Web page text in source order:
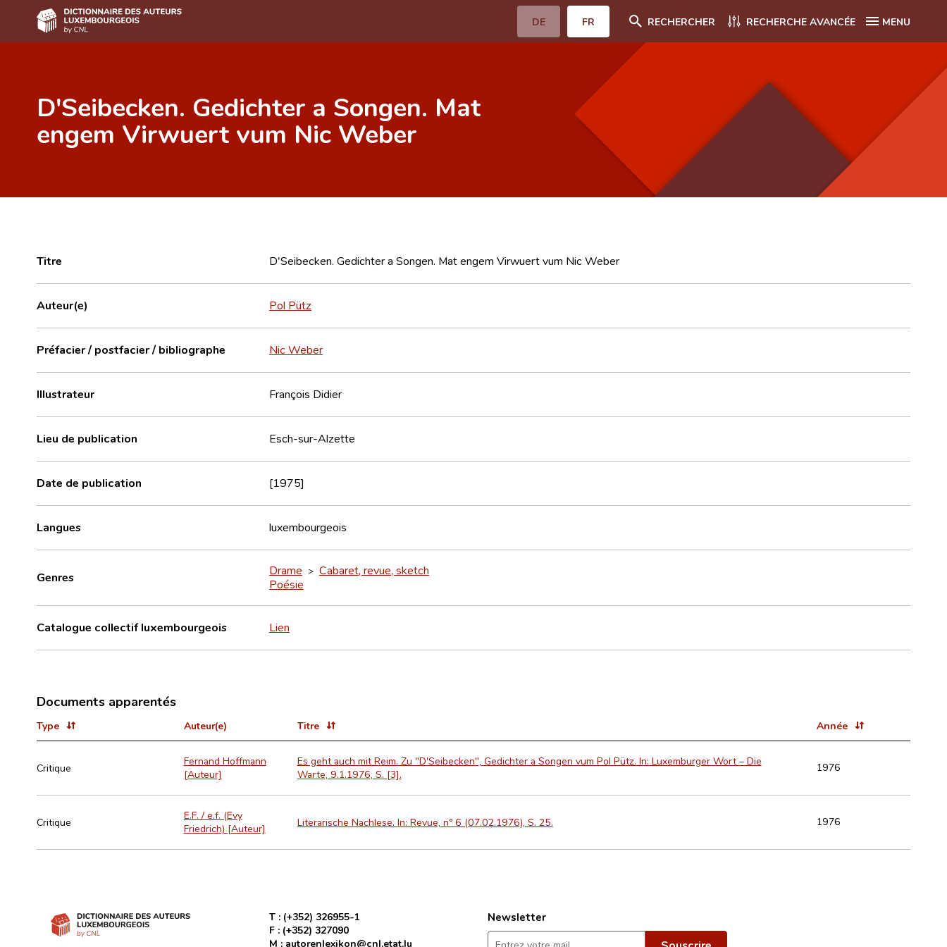
DE FR RECHERCHER RECHERCHE AVANCÉE MENU
Auteur(e)s A-Z
Recherche avancée
D'Seibecken. Gedichter a Songen. Mat
engem Virwuert vum Nic Weber
Titre D'Seibecken. Gedichter a Songen. Mat engem Virwuert vum Nic Weber
Auteur(e) Pol Pütz
Préfacier / postfacier / bibliographe Nic Weber
Illustrateur François Didier
Lieu de publication Esch-sur-Alzette
Date de publication [1975]
Langues luxembourgeois
Genres Drame > Cabaret, revue, sketch
Poésie
Catalogue collectif luxembourgeois Lien
Documents apparentés
Type Auteur(e) Titre Année
Critique
Fernand Hoffmann
[Auteur]
Es geht auch mit Reim. Zu "D'Seibecken", Gedichter a Songen vum Pol Pütz. In: Luxemburger Wort – Die
Warte, 9.1.1976, S. [3].
1976
Critique
E.F. / e.f. (Evy
Friedrich) [Auteur]
Literarische Nachlese. In: Revue, nº 6 (07.02.1976), S. 25. 1976
T : (+352) 326955-1
F : (+352) 327090
M : autorenlexikon@cnl.etat.lu
Newsletter